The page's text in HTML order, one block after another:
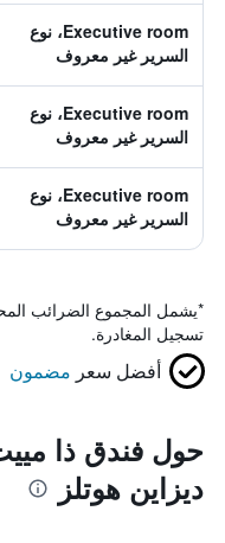
Executive room، نوع
السرير غير معروف
Executive room، نوع
السرير غير معروف
Executive room، نوع
السرير غير معروف
*يشمل المجموع الضرائب
تسجيل المغادرة.
أفضل سعر مضمون
حول فندق ذا
ديزاين هوتلز